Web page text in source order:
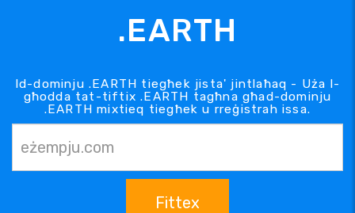
.EARTH
Id-dominju .EARTH tiegħek jista' jintlaħaq - Uża l-
għodda tat-tiftix .EARTH tagħna għad-dominju
.EARTH mixtieq tiegħek u rreġistrah issa.
Fittex